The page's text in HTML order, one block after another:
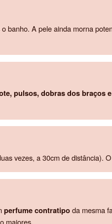
o banho. A pele ainda morna
pulsos, dobras dos braços
vezes, a 30cm de distância).
perfume contratipoda mesma
maiores.